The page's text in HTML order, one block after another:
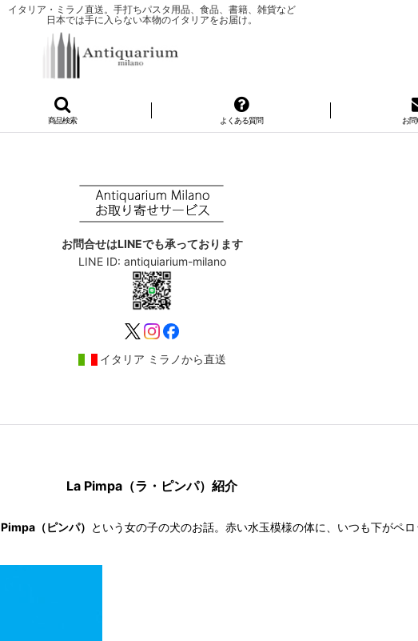
イタリア・ミラノ直送。手打ちパスタ用品、食品、書籍、雑貨など
日本では手に入らない本物のイタリアをお届け。
商品検索 よくある質問 お
お問合せはLINEでも承っております
LINE ID: antiquiarium-milano
イタリア ミラノから直送
La Pimpa（ラ・ピンパ）紹介
Pimpa（ピンパ） という女の子の犬のお話。赤い水玉模様の体に、いつも下がペロ